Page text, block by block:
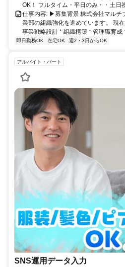
OK！ フルタイム・平日のみ・・土日
仕事内容: ▶︎募集背景 株式会社マルチ
業部の組織強化を進めています。 現
事業戦略設計 * 組織構築 * 管理職育成
即日勤務OK 在宅OK 週2・3日からOK
アルバイト・パート
SNS運用データ入力